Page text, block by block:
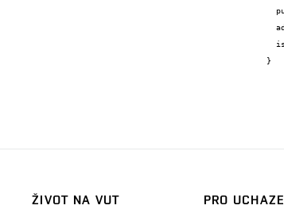
}
ŽIVOT NA VUT
PRO